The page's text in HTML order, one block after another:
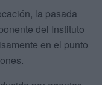
la pasada
del Instituto
en el punto